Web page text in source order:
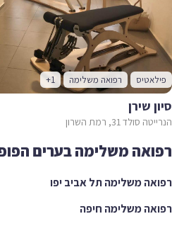
פילאטיס רפואה משלימה +1
סיון שירן
הנרייטה סולד 31, רמת השרון
רפואה משלימה בערים
רפואה משלימה תל אביב יפו
רפואה משלימה חיפה